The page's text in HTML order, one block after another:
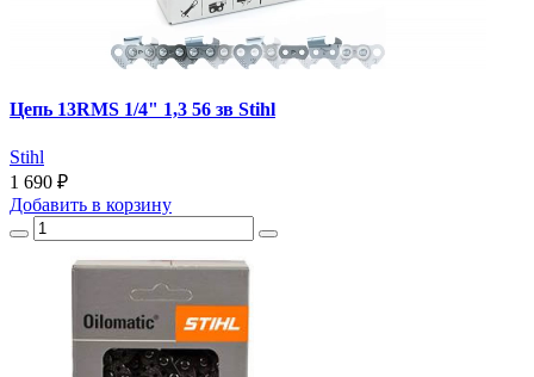
Цепь 13RMS 1/4" 1,3 56 зв Stihl
Stihl
1 690 ₽
Добавить в корзину